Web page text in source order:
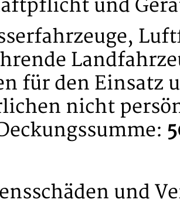
und
für den Einsatz
nicht
und